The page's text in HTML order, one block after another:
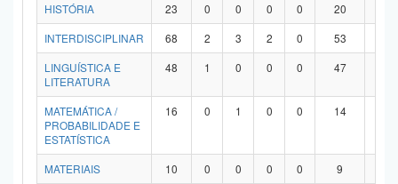
HISTÓRIA
23 0 0 0 0 20
INTERDISCIPLINAR
68 2 3 2 0 53
LINGUÍSTICA E
LITERATURA
48 1 0 0 0 47
MATEMÁTICA /
PROBABILIDADE E
ESTATÍSTICA
16 0 1 0 0 14
MATERIAIS 10 0 0 0 0 9